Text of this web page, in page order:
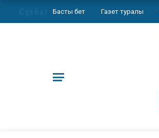
Басты бет Газет туралы